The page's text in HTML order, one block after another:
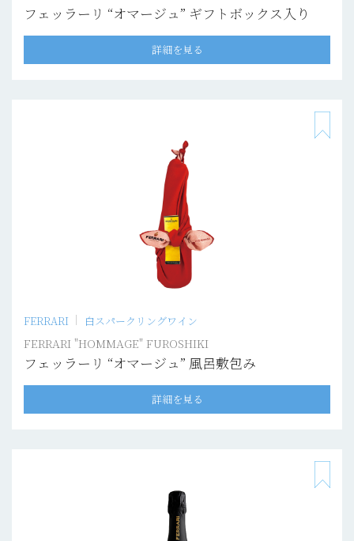
フェッラーリ “オマージュ” ギフトボックス入り
詳細を見る
FERRARI 白スパークリングワイン
FERRARI "HOMMAGE" FUROSHIKI
フェッラーリ “オマージュ” 風呂敷包み
詳細を見る